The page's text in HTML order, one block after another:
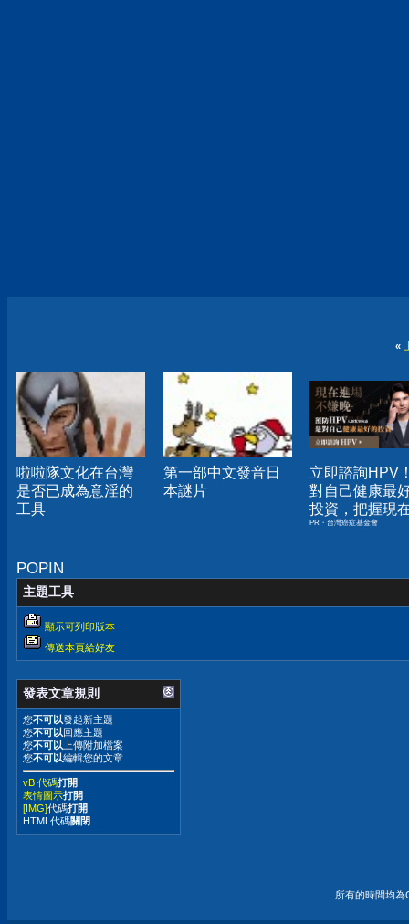
«
啦啦隊文化在台灣
是否已成為意淫的
工具
第一部中文發音日
本謎片
立即諮詢HPV
對自己健康最
投資，把握現
嫌晚！
PR・台灣癌症基金會
POPIN
主題工具
顯示可列印版本
傳送本頁給好友
發表文章規則
您不可以發起新主題
您不可以回應主題
您不可以 上傳附加檔案
您不可以編輯您的文章
vB 代碼打開
表情圖示打開
[IMG]代碼打開
HTML代碼關閉
所有的時間均為